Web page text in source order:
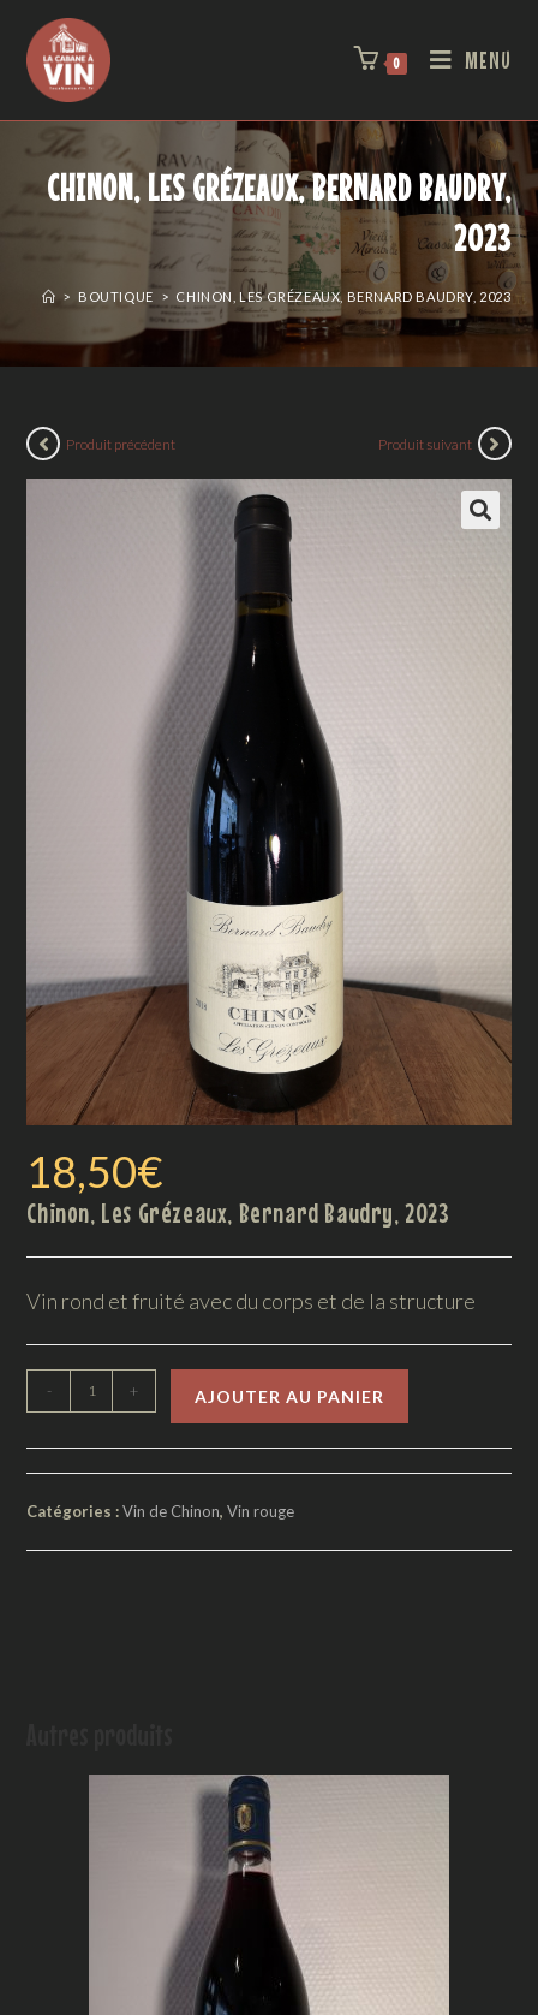
0 MENU
CHINON, LES GRÉZEAUX, BERNARD BAUDRY,
2023
> BOUTIQUE > CHINON, LES GRÉZEAUX, BERNARD BAUDRY, 2023
Produit précédent Produit suivant
18,50€
Chinon, Les Grézeaux, Bernard Baudry, 2023
Vin rond et fruité avec du corps et de la structure
- + AJOUTER AU PANIER
Catégories :Vin de Chinon,Vin rouge